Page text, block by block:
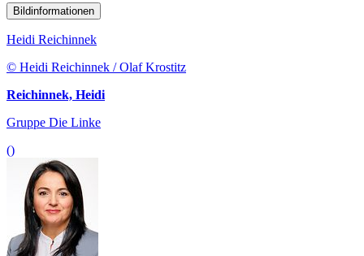
Bildinformationen
Heidi Reichinnek
© Heidi Reichinnek / Olaf Krostitz
Reichinnek, Heidi
Gruppe Die Linke
()